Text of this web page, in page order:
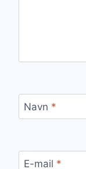
Navn *
E-mail *